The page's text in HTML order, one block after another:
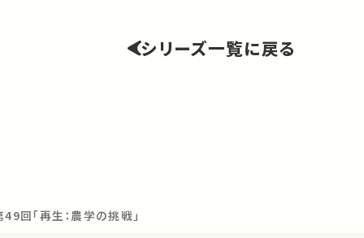
シリーズ一覧に戻る
回「再生：農学の挑戦」